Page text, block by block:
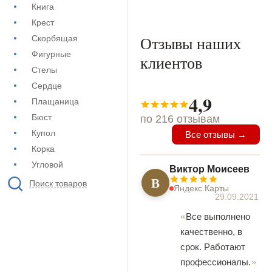
Книга
Крест
Скорбящая
Фигурные
Стелы
Сердце
Плащаница
Бюст
Купол
Корка
Угловой
Поиск товаров
Отзывы наших
клиентов
4,9
по 216 отзывам
Все отзывы →
В
Виктор Моисеев
Яндекс.Карты
29.09.2021
Все выполнено
качественно, в
срок. Работают
профессионалы.